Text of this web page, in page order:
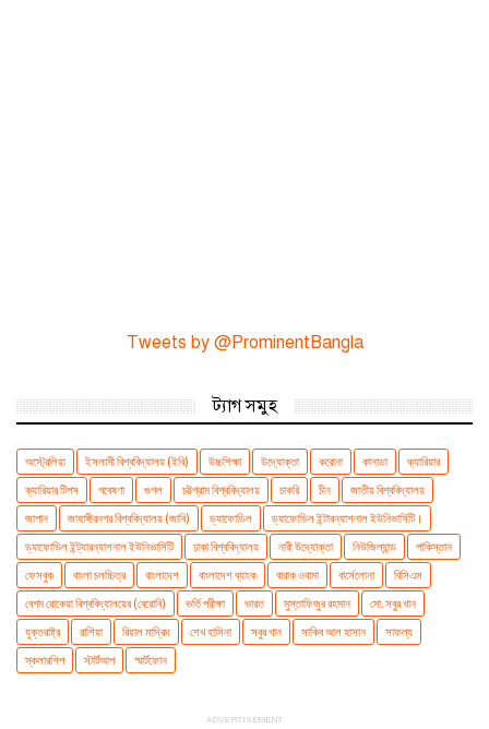
Tweets by @ProminentBangla
ট্যাগ সমুহ
অস্ট্রেলিয়া ইসলামী বিশ্ববিদ্যালয় (ইবি) উচ্চশিক্ষা উদ্যোক্তা করোনা কানাডা
ক্যারিয়ার
ক্যারিয়ার টিপস
গবেষণা গুগল চট্টগ্রাম বিশ্ববিদ্যালয় চাকরি চীন
জাতীয় বিশ্ববিদ্যালয়
জাপান
জাহাঙ্গীরনগর বিশ্ববিদ্যালয় (জাবি) ড্যাফোডিল
ড্যাফোডিল ইন্টারন্যাশনাল ইউনিভার্সিটি।
ড্যাফোডিল ইন্ট্যারন্যাশনাল ইউনিভার্সিটি
ঢাকা বিশ্ববিদ্যালয় নারী উদ্যোক্তা নিউজিল্যান্ড
পাকিস্তান
ফেসবুক
বাংলা চলচ্চিত্র বাংলাদেশ বাংলাদেশ ব্যাংক বারাক ওবামা বার্সেলোনা
বিসিএস
বেগম রোকেয়া বিশ্ববিদ্যালয়ের (বেরোবি)
ভর্তি পরীক্ষা ভারত মুস্তাফিজুর রহমান
মো. সবুর খান
যুক্তরাষ্ট্র
রাশিয়া রিয়াল মাদ্রিদ শেখ হাসিনা সবুর খান সাকিব আল হাসান
সাফল্য
স্কলারশিপ
স্টার্টআপ স্মার্টফোন
ADVERTISEMENT